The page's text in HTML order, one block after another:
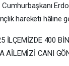
hareketi hâline
İLÇEMİZDE 400
AİLEMİZİ CANI